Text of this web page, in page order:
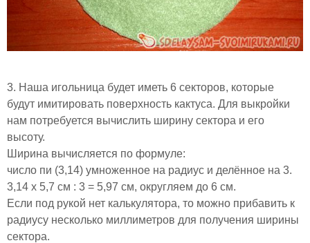
3. Наша игольница будет иметь 6 секторов, которые
будут имитировать поверхность кактуса. Для выкройки
нам потребуется вычислить ширину сектора и его
высоту.
Ширина вычисляется по формуле:
число пи (3,14) умноженное на радиус и делённое на 3.
3,14 х 5,7 см : 3 = 5,97 см, округляем до 6 см.
Если под рукой нет калькулятора, то можно прибавить к
радиусу несколько миллиметров для получения ширины
сектора.